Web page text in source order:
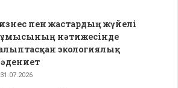
пен жастардың жүйелі
нәтижесінде
экологиялық
31.07.2026